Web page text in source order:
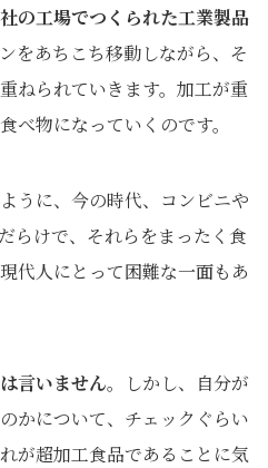
の工場でつくられた工業製品
をあちこち移動しながら、そ
ねられていきます。加工が重
べ物になっていくのです。
うに、今の時代、コンビニや
らけで、それらをまったく食
代人にとって困難な一面もあ
言いません。しかし、自分が
かについて、チェックぐらい
が超加工食品であることに気